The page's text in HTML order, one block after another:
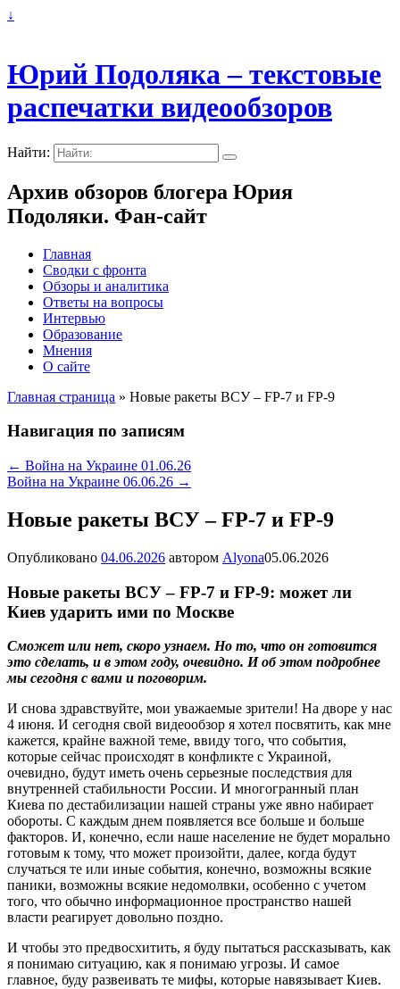
↓
Юрий Подоляка – текстовые
распечатки видеообзоров
Найти:
Архив обзоров блогера Юрия
Подоляки. Фан-сайт
Главная
Сводки с фронта
Обзоры и аналитика
Ответы на вопросы
Интервью
Образование
Мнения
О сайте
Главная страница » Новые ракеты ВСУ – FP-7 и FP-9
Навигация по записям
← Война на Украине 01.06.26
Война на Украине 06.06.26 →
Новые ракеты ВСУ – FP-7 и FP-9
Опубликовано 04.06.2026 автором Alyona05.06.2026
Новые ракеты ВСУ – FP-7 и FP-9: может ли
Киев ударить ими по Москве
Сможет или нет, скоро узнаем. Но то, что он готовится
это сделать, и в этом году, очевидно. И об этом подробнее
мы сегодня с вами и поговорим.
И снова здравствуйте, мои уважаемые зрители! На дворе у нас
4 июня. И сегодня свой видеообзор я хотел посвятить, как мне
кажется, крайне важной теме, ввиду того, что события,
которые сейчас происходят в конфликте с Украиной,
очевидно, будут иметь очень серьезные последствия для
внутренней стабильности России. И многогранный план
Киева по дестабилизации нашей страны уже явно набирает
обороты. С каждым днем появляется все больше и больше
факторов. И, конечно, если наше население не будет морально
готовым к тому, что может произойти, далее, когда будут
случаться те или иные события, конечно, возможны всякие
паники, возможны всякие недомолвки, особенно с учетом
того, что обычно информационное пространство нашей
власти реагирует довольно поздно.
И чтобы это предвосхитить, я буду пытаться рассказывать, как
я понимаю ситуацию, как я понимаю угрозы. И самое
главное, буду развеивать те мифы, которые навязывает Киев.